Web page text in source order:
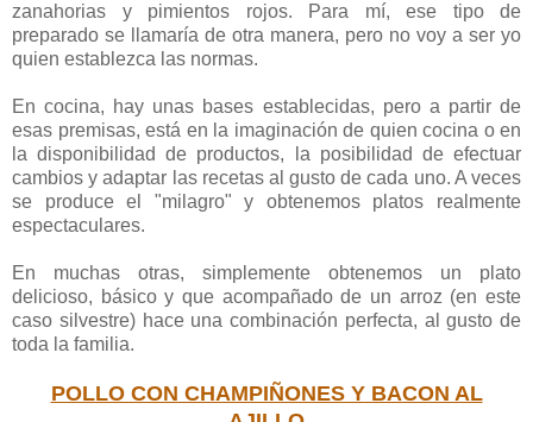
zanahorias y pimientos rojos. Para mí, ese tipo de
preparado se llamaría de otra manera, pero no voy a ser yo
quien establezca las normas.
En cocina, hay unas bases establecidas, pero a partir de
esas premisas, está en la imaginación de quien cocina o en
la disponibilidad de productos, la posibilidad de efectuar
cambios y adaptar las recetas al gusto de cada uno. A veces
se produce el "milagro" y obtenemos platos realmente
espectaculares.
En muchas otras, simplemente obtenemos un plato
delicioso, básico y que acompañado de un arroz (en este
caso silvestre) hace una combinación perfecta, al gusto de
toda la familia.
POLLO CON CHAMPIÑONES Y BACON AL